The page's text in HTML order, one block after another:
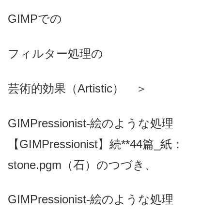
GIMPでの
フィルター処理の
芸術的効果（Artistic） ＞
GIMPressionist-絵のような処理
【GIMPressionist】続**44篇_紙：
stone.pgm（石）のつづき、
GIMPressionist-絵のような処理